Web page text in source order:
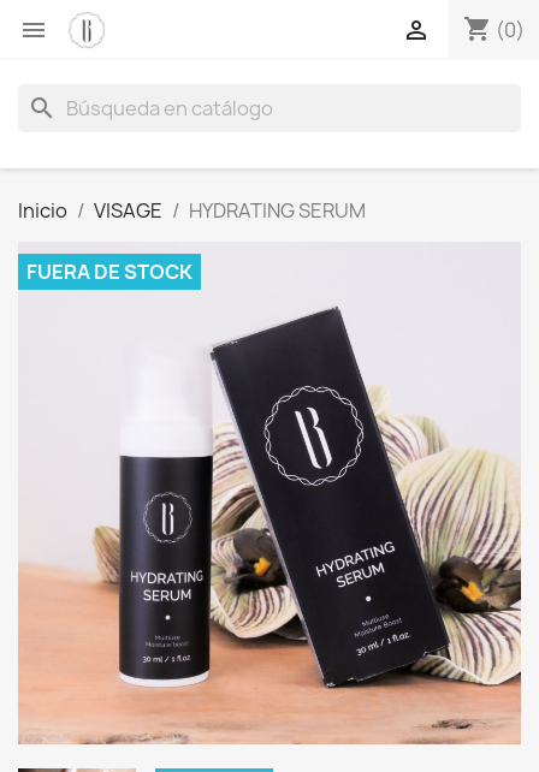
 shopping_cart (0)

search
Inicio VISAGE HYDRATING SERUM
FUERA DE STOCK